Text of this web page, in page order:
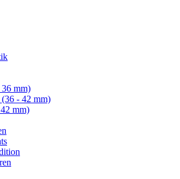
mm)
- 42 mm)
mm)